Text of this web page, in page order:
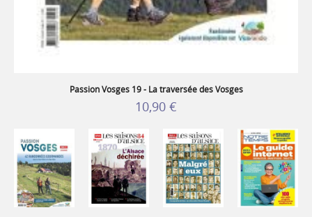
Passion Vosges 19 - La traversée des Vosges
10,90 €